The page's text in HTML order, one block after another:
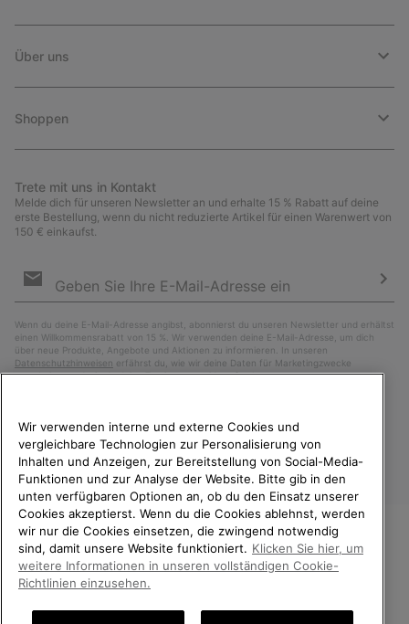
Über uns
Shoppen
Trete mit uns in Kontakt
Melde dich für unseren Newsletter an und erhalte 15 % Rabatt auf deine
erste Bestellung, wenn du nicht reduzierte Artikel für einen Warenwert von
150 € einkaufst.
Anmeldung
Wenn du deine E-Mail-Adresse angibst, abonnierst du unseren Newsletter und erhältst
einen Willkommensrabatt von 15 %. Wir verwenden deine E-Mail-Adresse, um dich
über neue Produkte, Angebote und Aktionen zu informieren. In unseren
Datenschutzhinweisen erfährst du, wie wir deine Daten für Marketingzwecke
verarbeiten und wie du deine Zustimmung widerrufen kannst.
Österreich
©2026SOREL. Alle Rechte vorbehalten.
Datenschutz Nutzungsbedingungen
WILLKOMMEN BEI SOREL.
BITTE WÄHLEN SIE IHR
LIEFERLAND.
Wir verwenden interne und externe Cookies und
vergleichbare Technologien zur Personalisierung von
Inhalten und Anzeigen, zur Bereitstellung von Social-Media-
Funktionen und zur Analyse der Website. Bitte gib in den
unten verfügbaren Optionen an, ob du den Einsatz unserer
Cookies akzeptierst. Wenn du die Cookies ablehnst, werden
wir nur die Cookies einsetzen, die zwingend notwendig
sind, damit unsere Website funktioniert. Klicken Sie hier, um
weitere Informationen in unseren vollständigen Cookie-
Richtlinien einzusehen.